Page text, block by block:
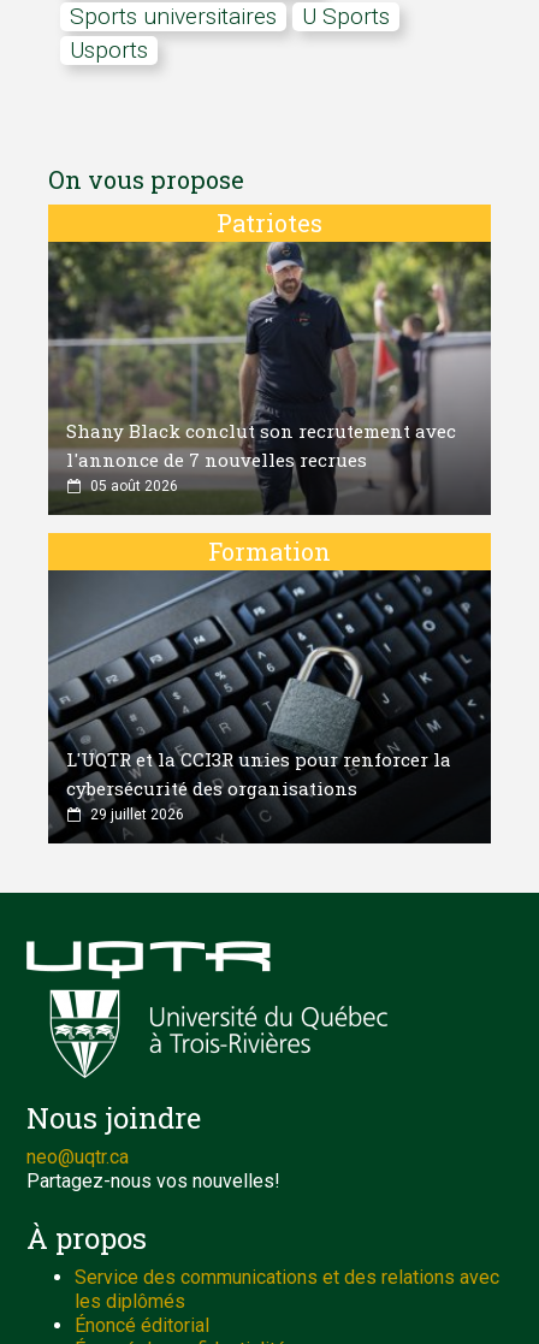
Sports universitaires
U Sports
Usports
On vous propose
Patriotes
Shany Black conclut son recrutement avec
l'annonce de 7 nouvelles recrues
05 août 2026
Formation
L'UQTR et la CCI3R unies pour renforcer la
cybersécurité des organisations
29 juillet 2026
Nous joindre
neo@uqtr.ca
Partagez-nous vos nouvelles!
À propos
Service des communications et des relations avec
les diplômés
Énoncé éditorial